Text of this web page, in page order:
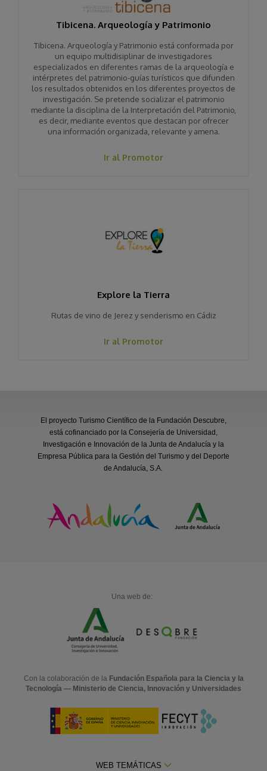
Tibicena. Arqueología y Patrimonio
Tibicena. Arqueología y Patrimonio está conformada por
un equipo multidisiplinar de investigadores
especializados en diferentes ramas de la arqueología e
intérpretes del patrimonio-guías turísticos que difunden
los resultados obtenidos en los diferentes proyectos de
investigación. Se pretende socializar el patrimonio
mediante la disciplina de la Interpretación del Patrimonio,
es decir, mediante eventos que destacan por ofrecer
una información organizada, relevante y amena.
Ir al Promotor
Explore la Tierra
Rutas de vino de Jerez y senderismo en Cádiz
Ir al Promotor
El proyecto Turismo Científico de la Fundación Descubre,
está cofinanciado por la Consejería de Universidad,
Investigación e Innovación de la Junta de Andalucía y la
Empresa Pública para la Gestión del Turismo y del Deporte
de Andalucía, S.A.
Una web de:
Con la colaboración de la Fundación Española para la Ciencia y la
Tecnología — Ministerio de Ciencia, Innovación y Universidades
WEB TEMÁTICAS